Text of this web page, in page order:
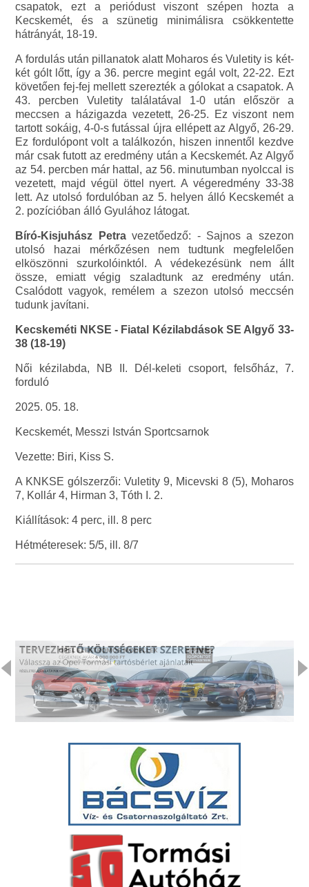
csapatok, ezt a periódust viszont szépen hozta a
Kecskemét, és a szünetig minimálisra csökkentette
hátrányát, 18-19.
A fordulás után pillanatok alatt Moharos és Vuletity is két-
két gólt lőtt, így a 36. percre megint egál volt, 22-22. Ezt
követően fej-fej mellett szerezték a gólokat a csapatok. A
43. percben Vuletity találatával 1-0 után először a
meccsen a házigazda vezetett, 26-25. Ez viszont nem
tartott sokáig, 4-0-s futással újra ellépett az Algyő, 26-29.
Ez fordulópont volt a találkozón, hiszen innentől kezdve
már csak futott az eredmény után a Kecskemét. Az Algyő
az 54. percben már hattal, az 56. minutumban nyolccal is
vezetett, majd végül öttel nyert. A végeredmény 33-38
lett. Az utolsó fordulóban az 5. helyen álló Kecskemét a
2. pozícióban álló Gyulához látogat.
Bíró-Kisjuhász Petravezetőedző: - Sajnos a szezon
utolsó hazai mérkőzésen nem tudtunk megfelelően
elköszönni szurkolóinktól. A védekezésünk nem állt
össze, emiatt végig szaladtunk az eredmény után.
Csalódott vagyok, remélem a szezon utolsó meccsén
tudunk javítani.
Kecskeméti NKSE - Fiatal Kézilabdások SE Algyő 33-
38 (18-19)
Női kézilabda, NB II. Dél-keleti csoport, felsőház, 7.
forduló
2025. 05. 18.
Kecskemét, Messzi István Sportcsarnok
Vezette: Biri, Kiss S.
A KNKSE gólszerzői: Vuletity 9, Micevski 8 (5), Moharos
7, Kollár 4, Hirman 3, Tóth I. 2.
Kiállítások: 4 perc, ill. 8 perc
Hétméteresek: 5/5, ill. 8/7